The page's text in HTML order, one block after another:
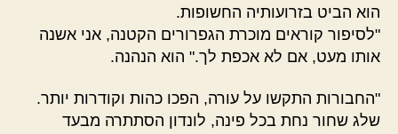
הוא הביט בזרועותיה החשופות.
"לסיפור קוראים מוכרת הגפרורים הקטנה, אני אשנה
אותו מעט, אם לא אכפת לך." הוא הנהנה.
"החבורות התקשו על עורה, הפכו כהות וקודרות יותר.
שלג שחור נחת בכל פינה, לונדון הסתתרה מבעד